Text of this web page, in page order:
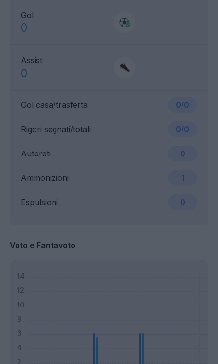
Gol
0
Assist
0
Gol casa/trasferta 0/0
Ammonizioni 1
Rigori segnati/totali 0/0
Espulsioni 0
Autoreti 0
Voto e Fantavoto